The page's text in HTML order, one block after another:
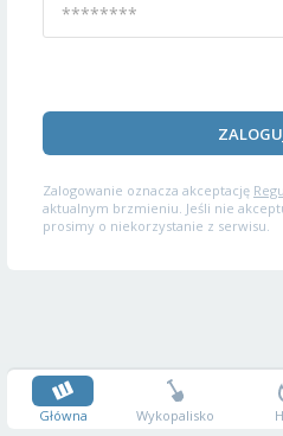
Zalogowanie oznacza akceptację
aktualnym brzmieniu. Jeśli nie
prosimy o niekorzystanie z serwisu.
Główna Wykopalisko